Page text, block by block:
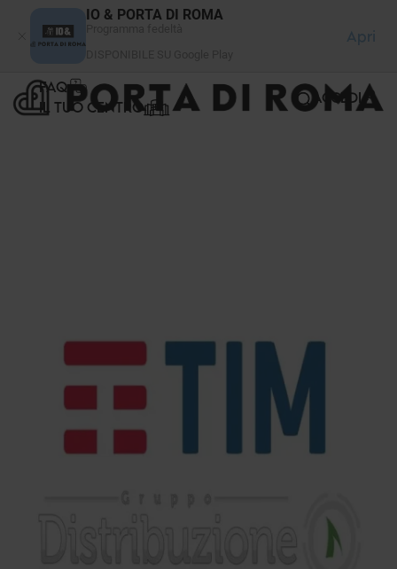
IO & PORTA DI ROMA
Apri
FAQ
IL TUO CENTRO
ACCEDI
Pannello di gestione dei cookies